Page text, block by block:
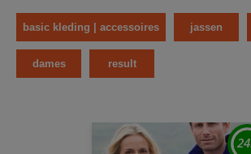
basic kleding | accessoires jassen
dames result